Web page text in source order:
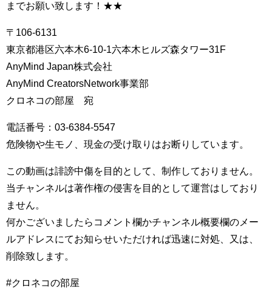
までお願い致します！★★
〒106-6131
東京都港区六本木6-10-1六本木ヒルズ森タワー31F
AnyMind Japan株式会社
AnyMind CreatorsNetwork事業部
クロネコの部屋 宛
電話番号：03-6384-5547
危険物や生モノ、現金の受け取りはお断りしています。
この動画は誹謗中傷を目的として、制作しておりません。
当チャンネルは著作権の侵害を目的として運営はしており
ません。
何かございましたらコメント欄かチャンネル概要欄のメー
ルアドレスにてお知らせいただければ迅速に対処、又は、
削除致します。
#クロネコの部屋